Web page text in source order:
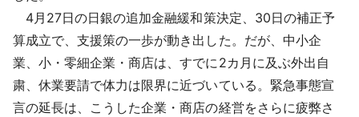
4月27日の日銀の追加金融緩和策決定、30日の補正予
算成立で、支援策の一歩が動き出した。だが、中小企
業、小・零細企業・商店は、すでに2カ月に及ぶ外出自
粛、休業要請で体力は限界に近づいている。緊急事態宣
言の延長は、こうした企業・商店の経営をさらに疲弊さ